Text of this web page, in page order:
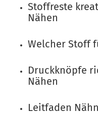
Stoffreste
Nähen
Welcher Stoff
Druckknöpfe
Nähen
Leitfaden